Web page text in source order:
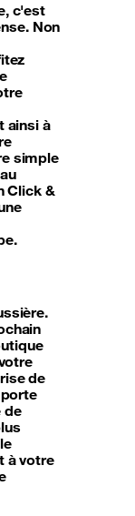
c'est
Non
ainsi à
simple
Click &
de
de
à votre